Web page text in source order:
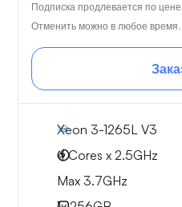
Подписка продлевается по
Отменить можно в любое время.
Xeon 3-1265L V3
4 Cores x 2.5GHz
Max 3.7GHz